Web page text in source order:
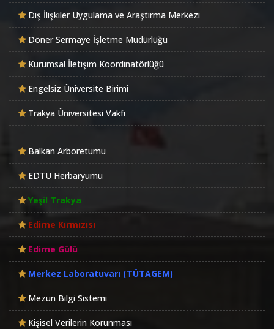
Dış İlişkiler Uygulama ve Araştırma Merkezi
Döner Sermaye İşletme Müdürlüğü
Kurumsal İletişim Koordinatörlüğü
Engelsiz Üniversite Birimi
Trakya Üniversitesi Vakfı
Balkan Arboretumu
EDTU Herbaryumu
Yeşil Trakya
Edirne Kırmızısı
Edirne Gülü
Merkez Laboratuvarı (TÜTAGEM)
Mezun Bilgi Sistemi
Kişisel Verilerin Korunması